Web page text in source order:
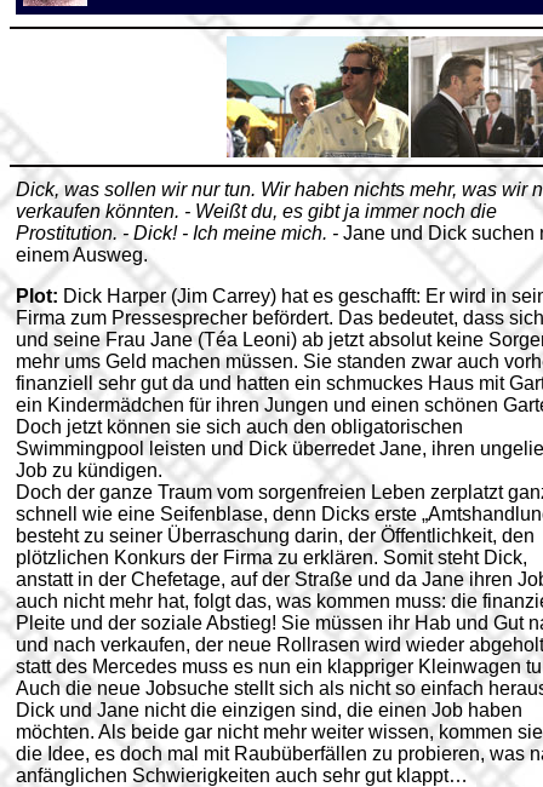
Dick, was sollen wir nur tun. Wir haben nichts mehr, was wir
verkaufen könnten. - Weißt du, es gibt ja immer noch die
Prostitution. - Dick! - Ich meine mich. - Jane und Dick suchen
einem Ausweg.
Plot: Dick Harper (Jim Carrey) hat es geschafft: Er wird in
Firma zum Pressesprecher befördert. Das bedeutet, dass
und seine Frau Jane (Téa Leoni) ab jetzt absolut keine
mehr ums Geld machen müssen. Sie standen zwar auch
finanziell sehr gut da und hatten ein schmuckes Haus mit
ein Kindermädchen für ihren Jungen und einen schönen
Doch jetzt können sie sich auch den obligatorischen
Swimmingpool leisten und Dick überredet Jane, ihren
Job zu kündigen.
Doch der ganze Traum vom sorgenfreien Leben zerplatzt
schnell wie eine Seifenblase, denn Dicks erste
besteht zu seiner Überraschung darin, der Öffentlichkeit, den
plötzlichen Konkurs der Firma zu erklären. Somit steht Dick,
anstatt in der Chefetage, auf der Straße und da Jane ihren
auch nicht mehr hat, folgt das, was kommen muss: die
Pleite und der soziale Abstieg! Sie müssen ihr Hab und Gut
und nach verkaufen, der neue Rollrasen wird wieder
statt des Mercedes muss es nun ein klappriger Kleinwagen
Auch die neue Jobsuche stellt sich als nicht so einfach
Dick und Jane nicht die einzigen sind, die einen Job haben
möchten. Als beide gar nicht mehr weiter wissen, kommen
die Idee, es doch mal mit Raubüberfällen zu probieren, was
anfänglichen Schwierigkeiten auch sehr gut klappt…